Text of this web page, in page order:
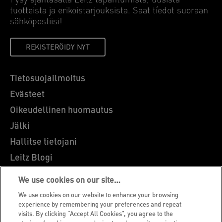
tuotteista ja erikoistarjouksista. Saat tíedot suoraan
sähköpostiisi!
REKISTERÖIDY NYT
Tietosuojailmoitus
Evästeet
Oikeudellinen huomautus
Jälki
Hallitse tietojani
Leitz Blogi
Ammatti
Leitz EasyPrint
Asiakastuki
We use cookies on our site…
We use cookies on our website to enhance your browsing
experience by remembering your preferences and repeat
visits. By clicking “Accept All Cookies”, you agree to the